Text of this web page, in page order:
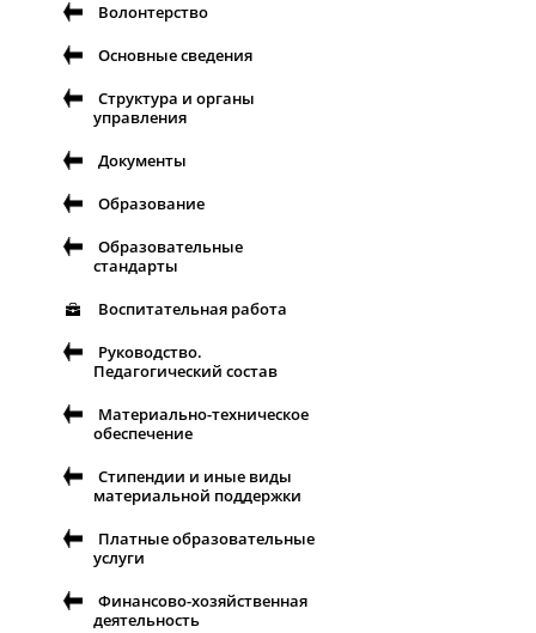
Волонтерство
Основные сведения
Структура и органы
управления
Документы
Образование
Образовательные
стандарты
Воспитательная работа
Руководство.
Педагогический состав
Материально-техническое
обеспечение
Стипендии и иные виды
материальной поддержки
Платные образовательные
услуги
Финансово-хозяйственная
деятельность